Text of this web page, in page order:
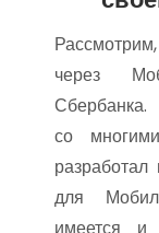
через
Сбербанка.
со
для
имеется